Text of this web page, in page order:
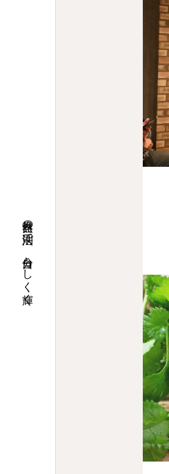
自然界の法則で、自分らしく輝く